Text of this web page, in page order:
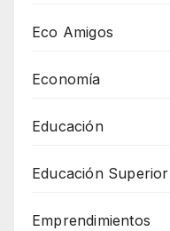
Eco Amigos
Economía
Educación
Educación Superior
Emprendimientos